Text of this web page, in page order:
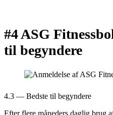
#4 ASG
til begyndere
4.3 — Bedste til begyndere